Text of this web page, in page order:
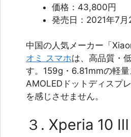
価格：43,800円
発売日：2021年7月
中国の人気メーカー「
オミ スマホは、高品質・
す。159g・6.81mmの軽
AMOLEDドットディスプ
を感じさせません。
３. Xperia 10 Ⅲ